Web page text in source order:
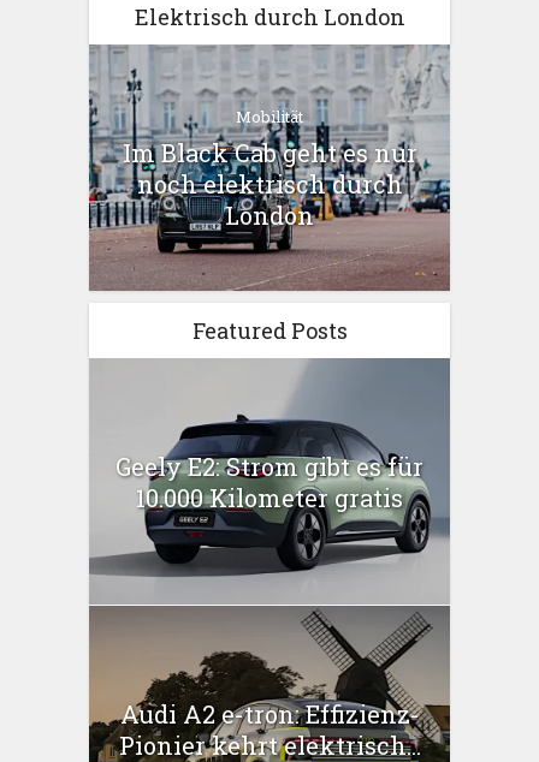
Elektrisch durch London
Mobilität
Im Black Cab geht es nur
noch elektrisch durch
London
Featured Posts
Geely E2: Strom gibt es für
10.000 Kilometer gratis
Audi A2 e-tron: Effizienz-
Pionier kehrt elektrisch...